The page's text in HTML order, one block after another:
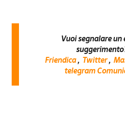
Vuoi segnalare un
Friendica , Twitter ,
telegram